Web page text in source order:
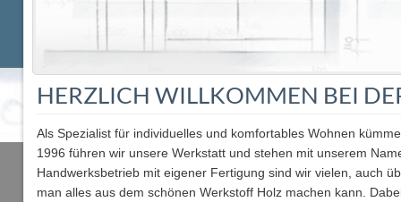
HERZLICH WILLKOMMEN BEI
Als Spezialist für individuelles und komfortables Wohnen
1996 führen wir unsere Werkstatt und stehen mit unserem
Handwerksbetrieb mit eigener Fertigung sind wir vielen, auch
man alles aus dem schönen Werkstoff Holz machen kann.